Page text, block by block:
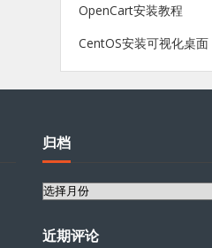
OpenCart安装教程
CentOS安装可视化桌面
归档
归
近期评论